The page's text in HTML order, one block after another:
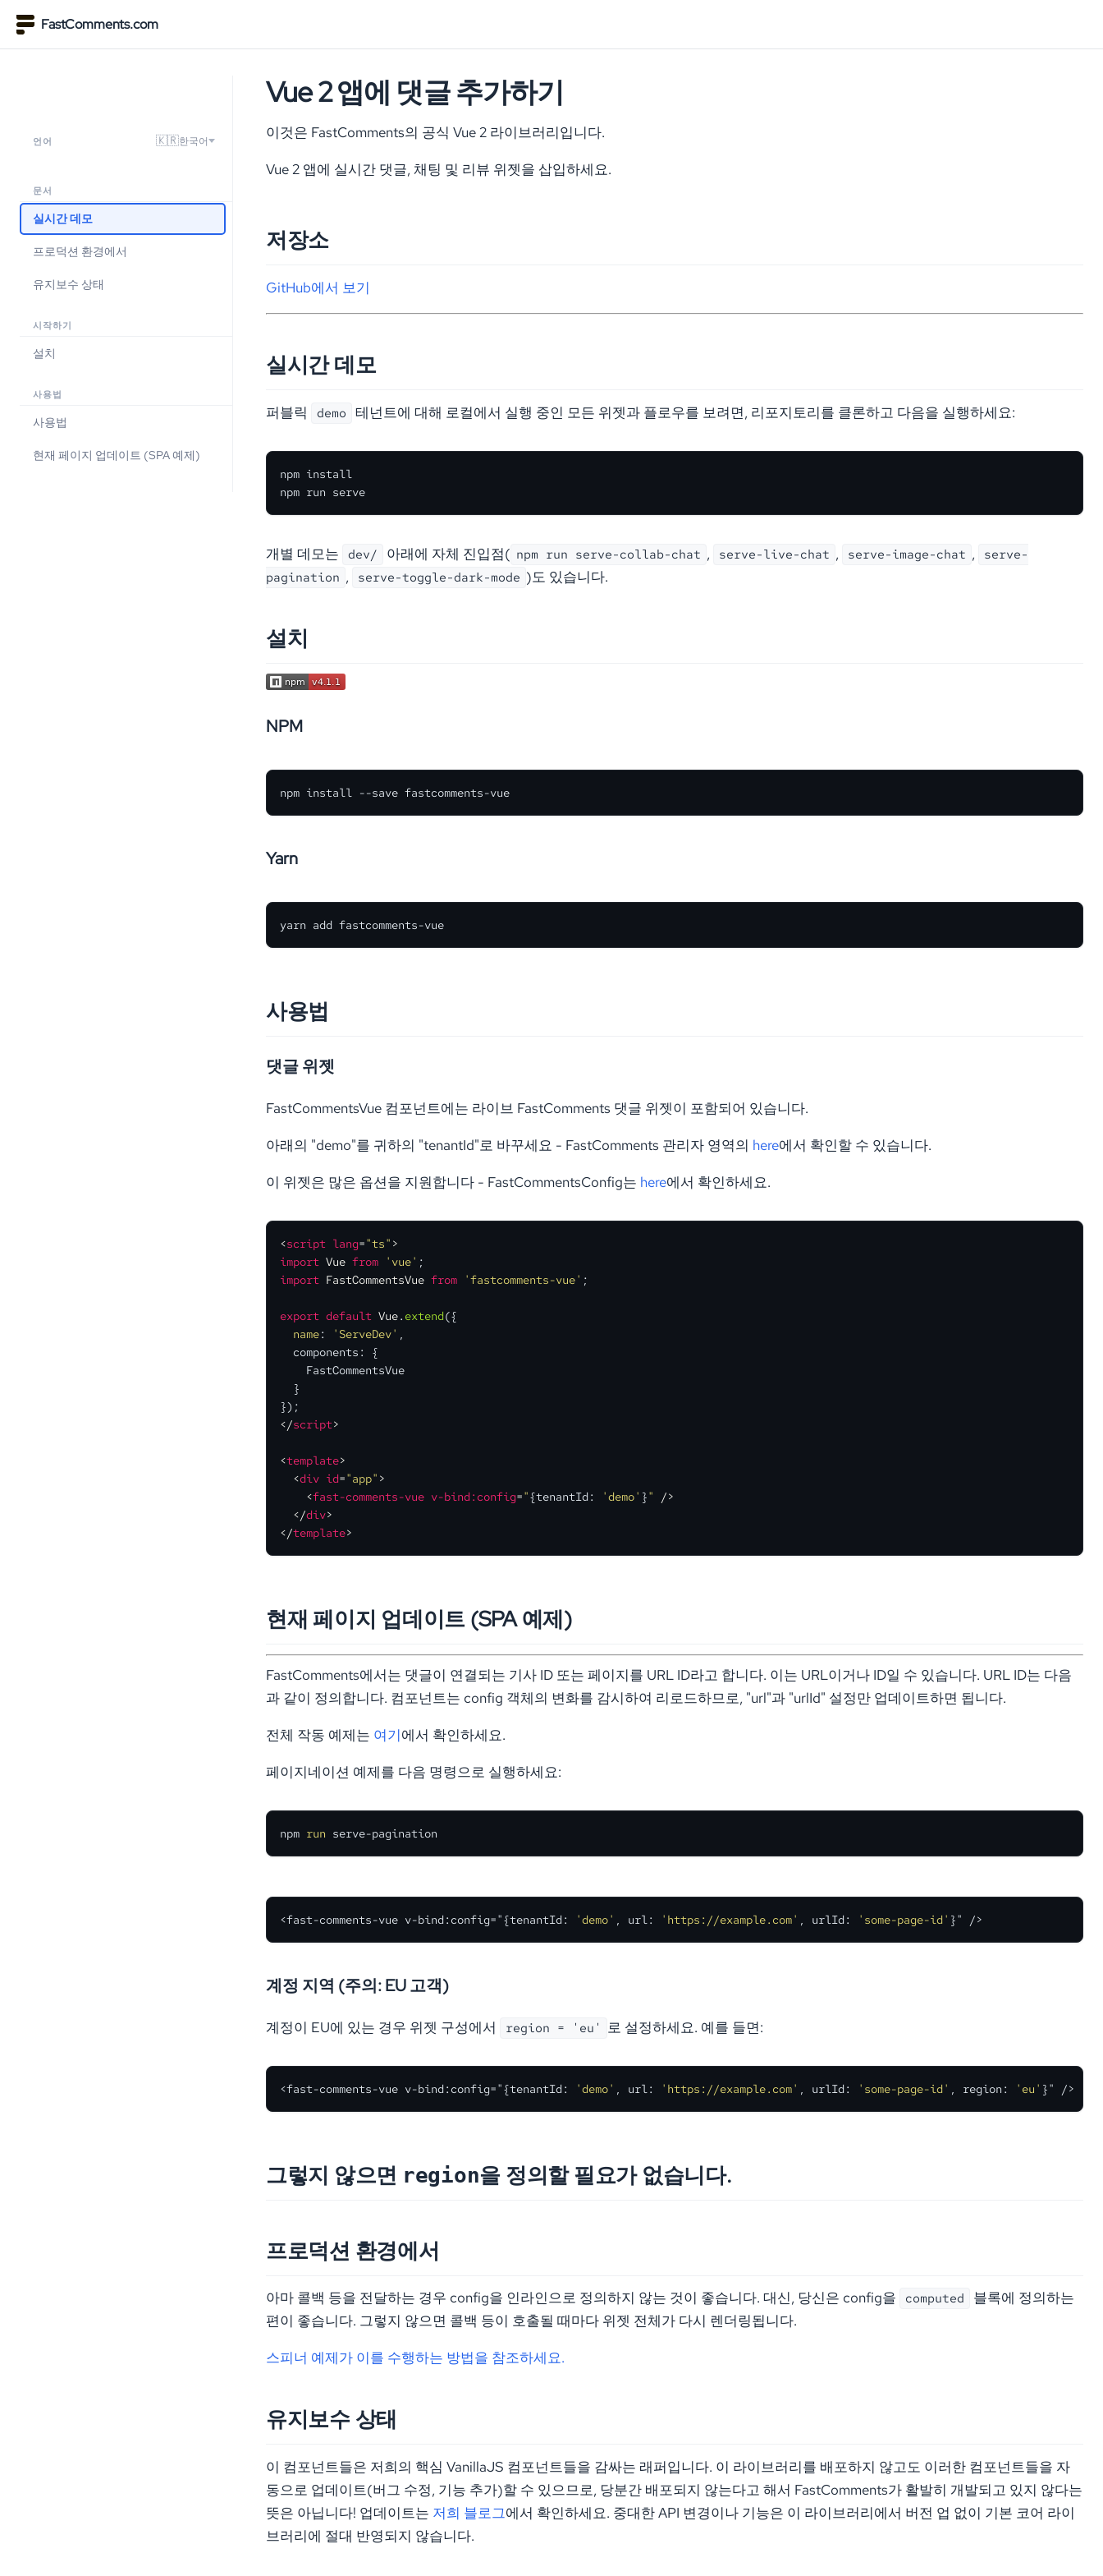
FastComments.com
언어 🇰🇷한국어
문서
실시간 데모
프로덕션 환경에서
유지보수 상태
시작하기
설치
사용법
사용법
현재 페이지 업데이트 (SPA 예제)
Vue 2 앱에 댓글 추가하기
이것은 FastComments의 공식 Vue 2 라이브러리입니다.
Vue 2 앱에 실시간 댓글, 채팅 및 리뷰 위젯을 삽입하세요.
저장소
GitHub에서 보기
실시간 데모
퍼블릭 demo 테넌트에 대해 로컬에서 실행 중인 모든 위젯과 플로우를 보려면, 리포지토리를 클론하고 다음을 실행하세요:
npm install
npm run serve
개별 데모는 dev/ 아래에 자체 진입점( npm run serve-collab-chat , serve-live-chat , serve-image-chat ,
serve-
pagination , serve-toggle-dark-mode )도 있습니다.
설치
NPM
npm install --save fastcomments-vue
Yarn
yarn add fastcomments-vue
사용법
댓글 위젯
FastCommentsVue 컴포넌트에는 라이브 FastComments 댓글 위젯이 포함되어 있습니다.
아래의 "demo"를 귀하의 "tenantId"로 바꾸세요 - FastComments 관리자 영역의 here에서 확인할 수 있습니다.
이 위젯은 많은 옵션을 지원합니다 - FastCommentsConfig는 here에서 확인하세요.
<script lang="ts" >
import Vue from 'vue'
import FastCommentsVue from 'fastcomments-vue' ;
export default Vue. extend({
name: 'ServeDev'
  components: {
    FastCommentsVue
  }
</script>
<template>
<div id="app" >
<fast-comments-vue v-bind:config="{tenantId: 'demo' }"
/>
</div>
</template>
현재 페이지 업데이트 (SPA 예제)
FastComments에서는 댓글이 연결되는 기사 ID 또는 페이지를 URL ID라고 합니다. 이는 URL이거나 ID일 수 있습니다. URL ID는 다음
과 같이 정의합니다. 컴포넌트는 config 객체의 변화를 감시하여 리로드하므로, "url"과 "urlId" 설정만 업데이트하면 됩니다.
전체 작동 예제는 여기에서 확인하세요.
페이지네이션 예제를 다음 명령으로 실행하세요:
npm run serve-pagination
<fast-comments-vue v-bind:config="{tenantId: 'demo' , url: 'https://example.com' , urlId: 'some-page-id' }" />
계정 지역 (주의: EU 고객)
계정이 EU에 있는 경우 위젯 구성에서 region = 'eu' 로 설정하세요. 예를 들면:
<fast-comments-vue v-bind:config="{tenantId: 'demo' , url: 'https://example.com' , urlId: 'some-page-id' , region: 'eu' }" />
그렇지 않으면 region을 정의할 필요가 없습니다.
프로덕션 환경에서
아마 콜백 등을 전달하는 경우 config을 인라인으로 정의하지 않는 것이 좋습니다. 대신, 당신은 config을 computed
블록에 정의하는
편이 좋습니다. 그렇지 않으면 콜백 등이 호출될 때마다 위젯 전체가 다시 렌더링됩니다.
스피너 예제가 이를 수행하는 방법을 참조하세요.
유지보수 상태
이 컴포넌트들은 저희의 핵심 VanillaJS 컴포넌트들을 감싸는 래퍼입니다. 이 라이브러리를 배포하지 않고도 이러한 컴포넌트들을 자
동으로 업데이트(버그 수정, 기능 추가)할 수 있으므로, 당분간 배포되지 않는다고 해서 FastComments가 활발히 개발되고 있지 않다는
뜻은 아닙니다! 업데이트는 저희 블로그에서 확인하세요. 중대한 API 변경이나 기능은 이 라이브러리에서 버전 업 없이 기본 코어 라이
브러리에 절대 반영되지 않습니다.